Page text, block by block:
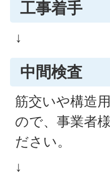
工事着手
↓
中間検査
筋交いや構造
ので、事業者
ださい。
↓